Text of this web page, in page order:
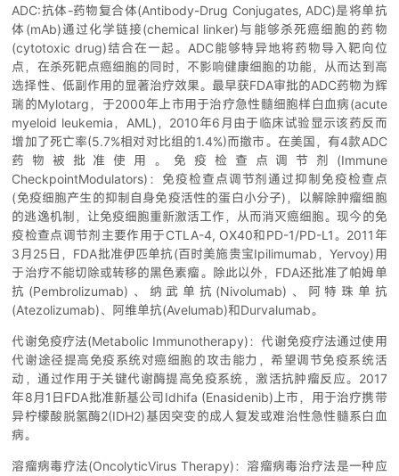
ADC:抗体-药物复合体(Antibody-Drug Conjugates, ADC)是将单抗
体(mAb)通过化学链接(chemical linker)与能够杀死癌细胞的药物
(cytotoxic drug)结合在一起。ADC能够特异地将药物导入靶向位
点，在杀死靶点癌细胞的同时，不影响健康细胞的功能，从而达到高
选择性、低副作用的显著治疗效果。最早获FDA审批的ADC药物为辉
瑞的Mylotarg，于2000年上市用于治疗急性髓细胞样白血病(acute
myeloid leukemia，AML)，2010年6月由于临床试验显示该药反而
增加了死亡率(5.7%相对对比组的1.4%)而撤市。在美国，有4款ADC
药物被批准使用。免疫检查点调节剂(Immune
CheckpointModulators)：免疫检查点调节剂通过抑制免疫检查点
(免疫细胞产生的抑制自身免疫活性的蛋白小分子)，以解除肿瘤细胞
的逃逸机制，让免疫细胞重新激活工作，从而消灭癌细胞。现今的免
疫检查点调节剂主要作用于CTLA-4, OX40和PD-1/PD-L1。2011年
3月25日，FDA批准伊匹单抗(百时美施贵宝Ipilimumab，Yervoy)用
于治疗不能切除或转移的黑色素瘤。除此以外，FDA还批准了帕姆单
抗(Pembrolizumab)、纳武单抗(Nivolumab)、阿特珠单抗
(Atezolizumab)、阿维单抗(Avelumab)和Durvalumab。
代谢免疫疗法(Metabolic Immunotherapy)：代谢免疫疗法通过使用
代谢途径提高免疫系统对癌细胞的攻击能力，希望调节免疫系统活
动，通过作用于关键代谢酶提高免疫系统，激活抗肿瘤反应。2017
年8月1日FDA批准新基公司Idhifa (Enasidenib)上市，用于治疗携带
异柠檬酸脱氢酶2(IDH2)基因突变的成人复发或难治性急性髓系白血
病。
溶瘤病毒疗法(OncolyticVirus Therapy)：溶瘤病毒治疗法是一种应